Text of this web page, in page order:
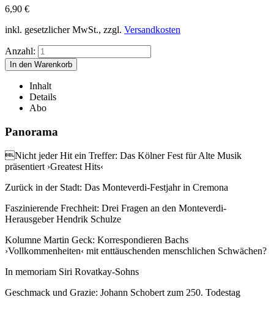
6,90 €
inkl. gesetzlicher MwSt., zzgl. Versandkosten
Anzahl:
Inhalt
Details
Abo
Panorama
Nicht jeder Hit ein Treffer: Das Kölner Fest für Alte Musik
präsentiert ›Greatest Hits‹
Zurück in der Stadt: Das Monteverdi-Festjahr in Cremona
Faszinierende Frechheit: Drei Fragen an den Monteverdi-
Herausgeber Hendrik Schulze
Kolumne Martin Geck: Korrespondieren Bachs
›Vollkommenheiten‹ mit enttäuschenden menschlichen Schwächen?
In memoriam Siri Rovatkay-Sohns
Geschmack und Grazie: Johann Schobert zum 250. Todestag